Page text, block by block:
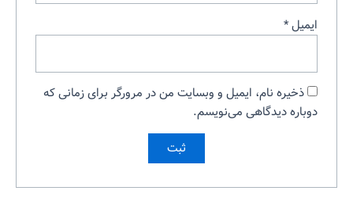
ایمیل*
ذخیره نام، ایمیل و وبسایت من در مرورگر برای زمانی که
دوباره دیدگاهی می‌نویسم.